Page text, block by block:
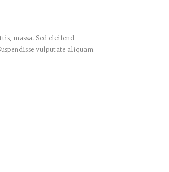
massa. Sed eleifend
vulputate aliquam